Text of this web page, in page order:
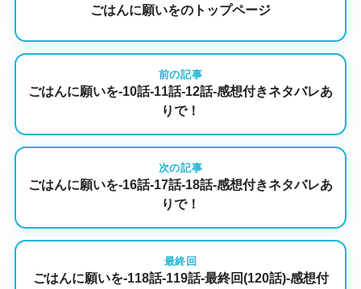
ごはんに願いをのトップページ
前の記事
ごはんに願いを-10話-11話-12話-感想付きネタバレあ
りで！
次の記事
ごはんに願いを-16話-17話-18話-感想付きネタバレあ
りで！
最終回
ごはんに願いを-118話-119話-最終回(120話)-感想付